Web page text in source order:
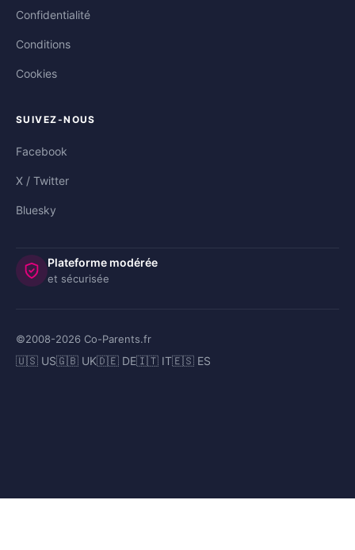
Confidentialité
Conditions
Cookies
SUIVEZ-NOUS
Facebook
X / Twitter
Bluesky
Plateforme modérée
et sécurisée
©2008-2026 Co-Parents.fr
🇺🇸 US🇬🇧 UK🇩🇪 DE🇮🇹 IT🇪🇸 ES